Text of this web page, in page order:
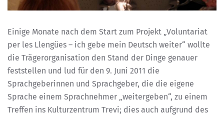
Einige Monate nach dem Start zum Projekt „Voluntariat
per les Llengües – ich gebe mein Deutsch weiter“ wollte
die Trägerorganisation den Stand der Dinge genauer
feststellen und lud für den 9. Juni 2011 die
Sprachgeberinnen und Sprachgeber, die die eigene
Sprache einem Sprachnehmer „weitergeben“, zu einem
Treffen ins Kulturzentrum Trevi; dies auch aufgrund des